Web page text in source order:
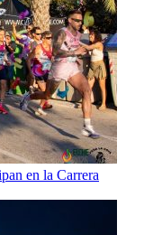
en la Carrera